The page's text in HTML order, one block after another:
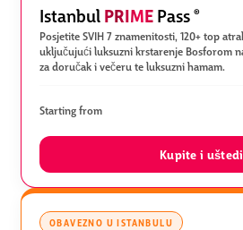
IstanbulPRIMEPass ®
Posjetite SVIH 7 znamenitosti, 120+ top
uključujući luksuzni krstarenje Bosforom
za doručak i večeru te luksuzni hamam.
Starting from
Kupite i
OBAVEZNO U ISTANBULU